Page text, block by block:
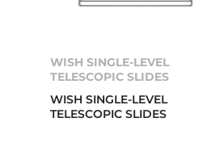
WISH SINGLE-LEVEL
TELESCOPIC SLIDES
WISH SINGLE-LEVEL
TELESCOPIC SLIDES